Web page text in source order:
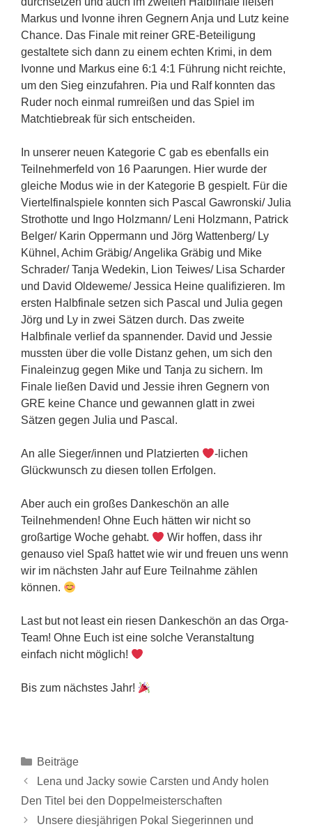
Markus und Ivonne ihren Gegnern Anja und Lutz keine
Chance. Das Finale mit reiner GRE-Beteiligung
gestaltete sich dann zu einem echten Krimi, in dem
Ivonne und Markus eine 6:1 4:1 Führung nicht reichte,
um den Sieg einzufahren. Pia und Ralf konnten das
Ruder noch einmal rumreißen und das Spiel im
Matchtiebreak für sich entscheiden.
In unserer neuen Kategorie C gab es ebenfalls ein
Teilnehmerfeld von 16 Paarungen. Hier wurde der
gleiche Modus wie in der Kategorie B gespielt. Für die
Viertelfinalspiele konnten sich Pascal Gawronski/ Julia
Strothotte und Ingo Holzmann/ Leni Holzmann, Patrick
Belger/ Karin Oppermann und Jörg Wattenberg/ Ly
Kühnel, Achim Gräbig/ Angelika Gräbig und Mike
Schrader/ Tanja Wedekin, Lion Teiwes/ Lisa Scharder
und David Oldeweme/ Jessica Heine qualifizieren. Im
ersten Halbfinale setzen sich Pascal und Julia gegen
Jörg und Ly in zwei Sätzen durch. Das zweite
Halbfinale verlief da spannender. David und Jessie
mussten über die volle Distanz gehen, um sich den
Finaleinzug gegen Mike und Tanja zu sichern. Im
Finale ließen David und Jessie ihren Gegnern von
GRE keine Chance und gewannen glatt in zwei
Sätzen gegen Julia und Pascal.
An alle Sieger/innen und Platzierten
-lichen
Glückwunsch zu diesen tollen Erfolgen.
Aber auch ein großes Dankeschön an alle
Teilnehmenden! Ohne Euch hätten wir nicht so
großartige Woche gehabt.
Wir hoffen, dass ihr
genauso viel Spaß hattet wie wir und freuen uns wenn
wir im nächsten Jahr auf Eure Teilnahme zählen
können.
Last but not least ein riesen Dankeschön an das Orga-
Team! Ohne Euch ist eine solche Veranstaltung
einfach nicht möglich!
Bis zum nächstes Jahr!
Kategorien
Beiträge
Lena und Jacky sowie Carsten und Andy holen
Den Titel bei den Doppelmeisterschaften
Unsere diesjährigen Pokal Siegerinnen und